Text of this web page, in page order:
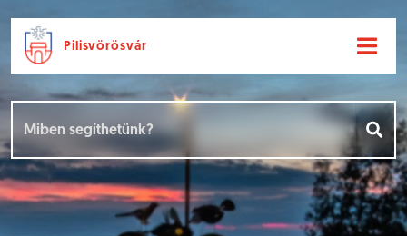
Ugrás a fő tartalomhoz
Pilisvörösvár
Hírek [
Események []